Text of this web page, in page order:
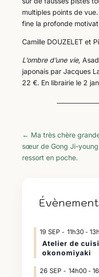
multiples points de
fine la profonde
Camille DOUZELET et
L’ombre d’une vie,
japonais par Jacques
22 €. En librairie le 2
← Ma très chère
sœur de Gong Ji-young
ressort en poche.
19 SEP 11h30-
Atelier de
okonomiyaki
26 SEP 14h00-